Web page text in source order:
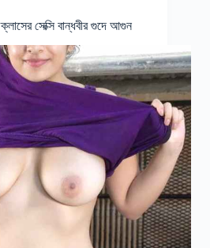
সেক্সি বান্ধবীর গুদে আগুন